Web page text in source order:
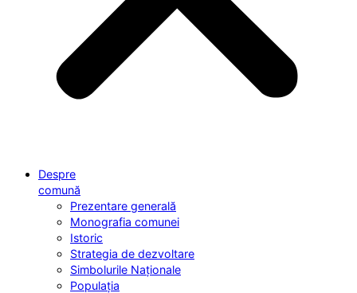
Despre
comună
Prezentare generală
Monografia comunei
Istoric
Strategia de dezvoltare
Simbolurile Naționale
Populația